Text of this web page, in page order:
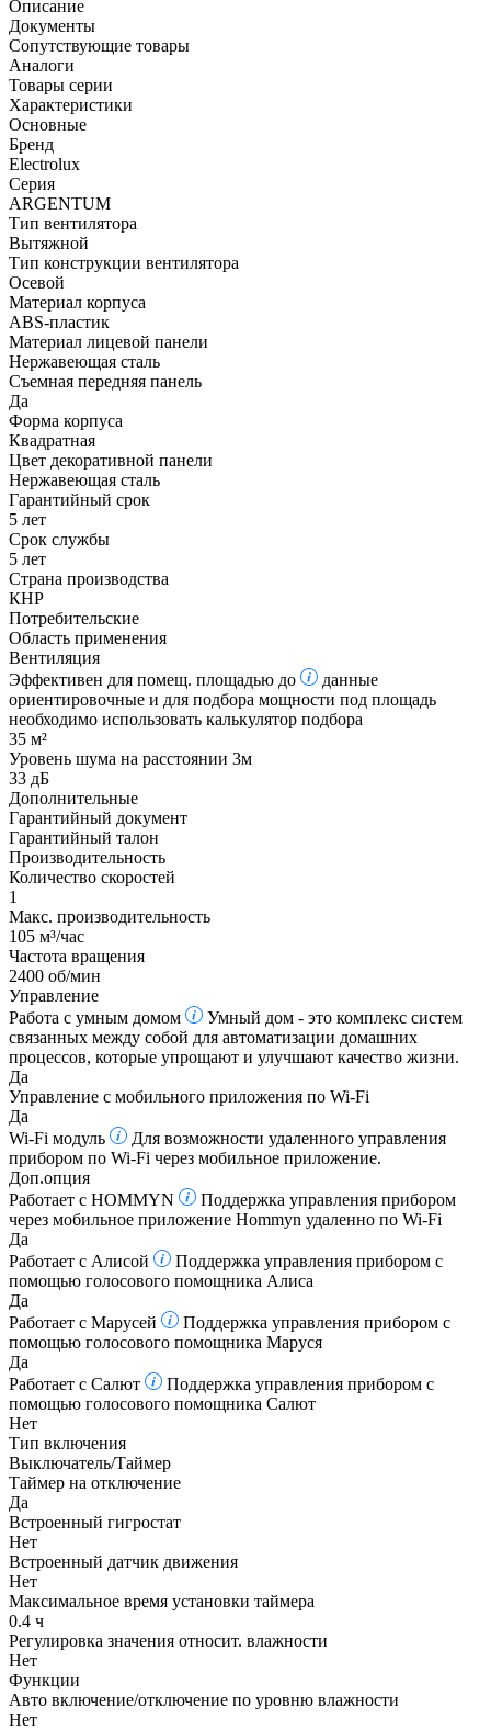
Описание
Документы
Сопутствующие товары
Аналоги
Товары серии
Характеристики
Основные
Бренд
Electrolux
Серия
ARGENTUM
Тип вентилятора
Вытяжной
Тип конструкции вентилятора
Осевой
Материал корпуса
ABS-пластик
Материал лицевой панели
Нержавеющая сталь
Съемная передняя панель
Да
Форма корпуса
Квадратная
Цвет декоративной панели
Нержавеющая сталь
Гарантийный срок
5 лет
Срок службы
5 лет
Страна производства
КНР
Потребительские
Область применения
Вентиляция
Эффективен для помещ. площадью до
данные
ориентировочные и для подбора мощности под площадь
необходимо использовать калькулятор подбора
35 м²
Уровень шума на расстоянии 3м
33 дБ
Дополнительные
Гарантийный документ
Гарантийный талон
Производительность
Количество скоростей
1
Макс. производительность
105 м³/час
Частота вращения
2400 об/мин
Управление
Работа с умным домом
Умный дом - это комплекс систем
связанных между собой для автоматизации домашних
процессов, которые упрощают и улучшают качество жизни.
Да
Управление c мобильного приложения по Wi-Fi
Да
Wi-Fi модуль
Для возможности удаленного управления
прибором по Wi-Fi через мобильное приложение.
Доп.опция
Работает с HOMMYN
Поддержка управления прибором
через мобильное приложение Hommyn удаленно по Wi-Fi
Да
Работает с Алисой
Поддержка управления прибором с
помощью голосового помощника Алиса
Да
Работает с Марусей
Поддержка управления прибором с
помощью голосового помощника Маруся
Да
Работает с Салют
Поддержка управления прибором с
помощью голосового помощника Салют
Нет
Тип включения
Выключатель/Таймер
Таймер на отключение
Да
Встроенный гигростат
Нет
Встроенный датчик движения
Нет
Максимальное время установки таймера
0.4 ч
Регулировка значения относит. влажности
Нет
Функции
Авто включение/отключение по уровню влажности
Нет